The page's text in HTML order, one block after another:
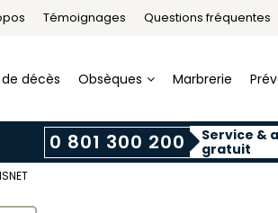
Témoignages Questions fréquentes
de décès Obsèques Marbrerie
0 801 300 200
Service &
gratuit